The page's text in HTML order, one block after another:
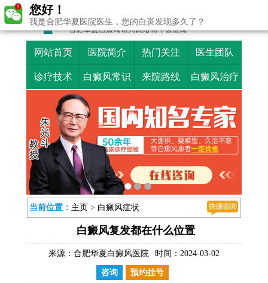
网站首页 医院简介 热门关注 医生团队
诊疗技术 白癜风常识 来院路线 白癜风治疗
当前位置： 主页 > 白癜风症状
白癜风复发都在什么位置
来源： 合肥华夏白癜风医院 时间：2024-03-02
咨询 预约挂号
您好！
我是合肥华夏医院医生，您的白斑发现多久了？